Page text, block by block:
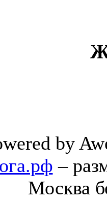
by
–
Москва